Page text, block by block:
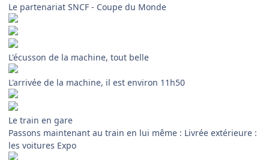
Le partenariat SNCF - Coupe du Monde
L'écusson de la machine, tout belle
L'arrivée de la machine, il est environ 11h50
Le train en gare
Passons maintenant au train en lui même : Livrée extérieure :
les voitures Expo